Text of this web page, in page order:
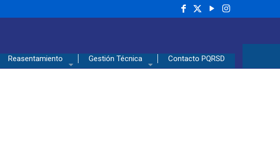
Reasentamiento Gestión Técnica Contacto PQRSD